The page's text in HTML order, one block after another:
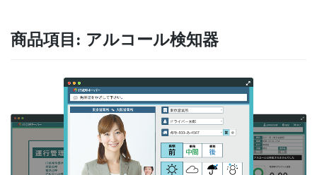
商品項目: アルコール検知器